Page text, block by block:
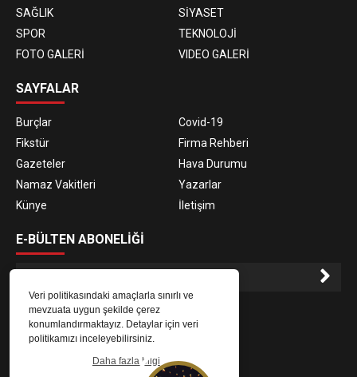
Veri politikasındaki amaçlarla sınırlı ve
mevzuata uygun şekilde çerez
konumlandırmaktayız. Detaylar için veri
politikamızı inceleyebilirsiniz.
Daha fazla bilgi
SAĞLIK
SİYASET
SPOR
TEKNOLOJİ
FOTO GALERİ
VIDEO GALERİ
SAYFALAR
Burçlar
Covid-19
Fikstür
Firma Rehberi
Gazeteler
Hava Durumu
Namaz Vakitleri
Yazarlar
Künye
İletişim
E-BÜLTEN ABONELİĞİ
E-Bülten aboneliği ile haberlere daha hızlı erişin.